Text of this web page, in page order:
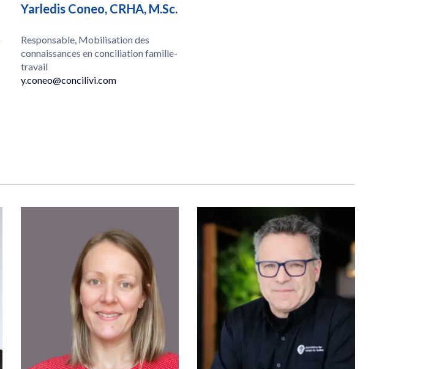
Yarledis Coneo, CRHA, M.Sc.
Responsable, Mobilisation des
connaissances en conciliation famille-
travail
y.coneo@concilivi.com